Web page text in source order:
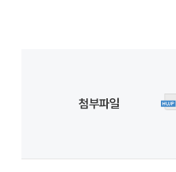
첨부파일